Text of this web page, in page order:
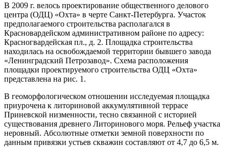
В 2009 г. велось проектирование общественного делового
центра (ОДЦ) «Охта» в черте Санкт-Петербурга. Участок
предполагаемого строительства располагался в
Красновардейском административном районе по адресу:
Красногвардейская пл., д. 2. Площадка строительства
находилась на освобождаемой территории бывшего завода
«Ленинградский Петрозавод». Схема расположения
площадки проектируемого строительства ОДЦ «Охта»
представлена на рис. 1.
В геоморфологическом отношении исследуемая площадка
приурочена к литориновой аккумулятивной террасе
Приневской низменности, тесно связанной с историей
существования древнего Литоринового моря. Рельеф участка
неровный. Абсолютные отметки земной поверхности по
данным привязки устьев скважин составляют от 4,7 до 6,5 м.